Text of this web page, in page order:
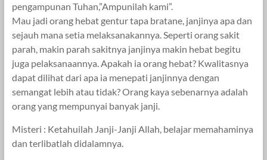
pengampunan Tuhan,”Ampunilah kami”.
Mau jadi orang hebat gentur tapa bratane, janjinya apa dan
sejauh mana setia melaksanakannya. Seperti orang sakit
parah, makin parah sakitnya janjinya makin hebat begitu
juga pelaksanaannya. Apakah ia orang hebat? Kwalitasnya
dapat dilihat dari apa ia menepati janjinnya dengan
semangat lebih atau tidak? Orang kaya sebenarnya adalah
orang yang mempunyai banyak janji.
Misteri : Ketahuilah Janji-Janji Allah, belajar memahaminya
dan terlibatlah didalamnya.